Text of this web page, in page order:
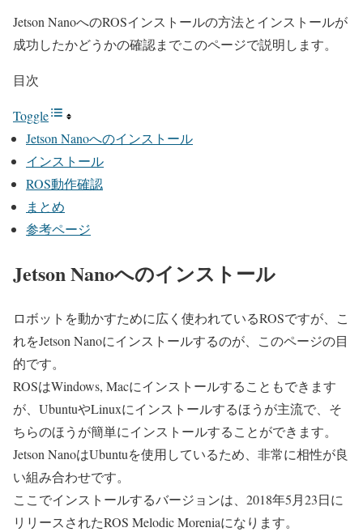
Jetson NanoへのROSインストールの方法とインストールが
成功したかどうかの確認までこのページで説明します。
目次
Toggle
Jetson Nanoへのインストール
インストール
ROS動作確認
まとめ
参考ページ
Jetson Nanoへのインストール
ロボットを動かすために広く使われているROSですが、こ
れをJetson Nanoにインストールするのが、このページの目
的です。
ROSはWindows, Macにインストールすることもできます
が、UbuntuやLinuxにインストールするほうが主流で、そ
ちらのほうが簡単にインストールすることができます。
Jetson NanoはUbuntuを使用しているため、非常に相性が良
い組み合わせです。
ここでインストールするバージョンは、2018年5月23日に
リリースされたROS Melodic Moreniaになります。